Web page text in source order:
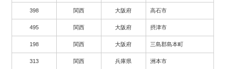
398 関西 大阪府 高石市
495 関西 大阪府 摂津市
198 関西 大阪府 三島郡島本町
313 関西 兵庫県 洲本市